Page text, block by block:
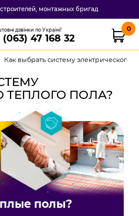
монтажных бригад
дзвінки по Україні!
(063) 47 168 32
0
Как выбрать систему электрического
ТЕПЛОГО ПОЛА?
полы?